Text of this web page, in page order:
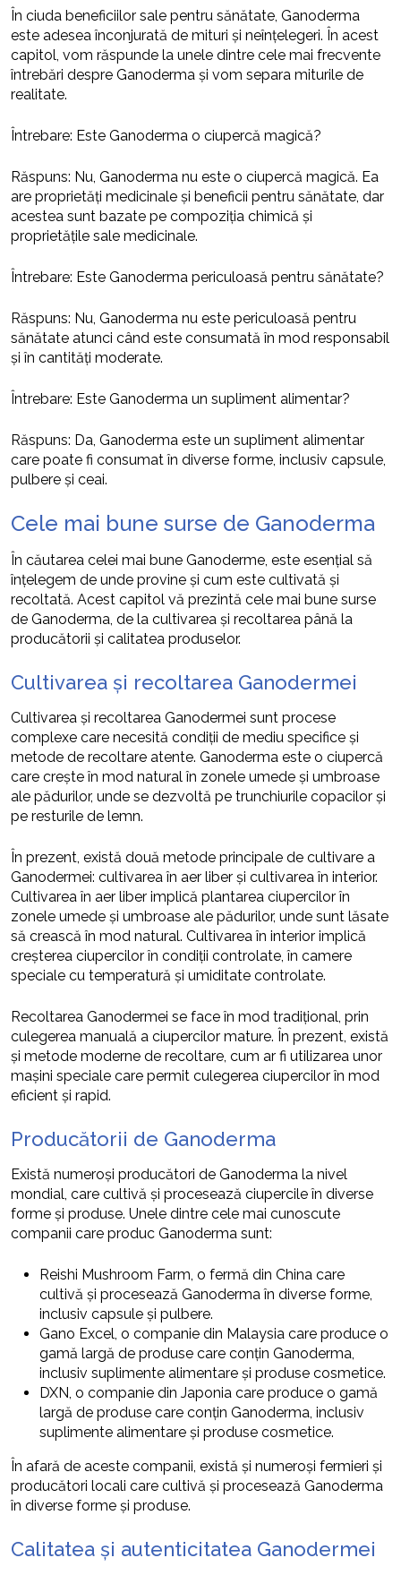
În ciuda beneficiilor sale pentru sănătate, Ganoderma
este adesea înconjurată de mituri și neînțelegeri. În acest
capitol, vom răspunde la unele dintre cele mai frecvente
întrebări despre Ganoderma și vom separa miturile de
realitate.
Întrebare: Este Ganoderma o ciupercă magică?
Răspuns: Nu, Ganoderma nu este o ciupercă magică. Ea
are proprietăți medicinale și beneficii pentru sănătate, dar
acestea sunt bazate pe compoziția chimică și
proprietățile sale medicinale.
Întrebare: Este Ganoderma periculoasă pentru sănătate?
Răspuns: Nu, Ganoderma nu este periculoasă pentru
sănătate atunci când este consumată în mod responsabil
și în cantități moderate.
Întrebare: Este Ganoderma un supliment alimentar?
Răspuns: Da, Ganoderma este un supliment alimentar
care poate fi consumat în diverse forme, inclusiv capsule,
pulbere și ceai.
Cele mai bune surse de Ganoderma
În căutarea celei mai bune Ganoderme, este esențial să
înțelegem de unde provine și cum este cultivată și
recoltată. Acest capitol vă prezintă cele mai bune surse
de Ganoderma, de la cultivarea și recoltarea până la
producătorii și calitatea produselor.
Cultivarea și recoltarea Ganodermei
Cultivarea și recoltarea Ganodermei sunt procese
complexe care necesită condiții de mediu specifice și
metode de recoltare atente. Ganoderma este o ciupercă
care crește în mod natural în zonele umede și umbroase
ale pădurilor, unde se dezvoltă pe trunchiurile copacilor și
pe resturile de lemn.
În prezent, există două metode principale de cultivare a
Ganodermei: cultivarea în aer liber și cultivarea în interior.
Cultivarea în aer liber implică plantarea ciupercilor în
zonele umede și umbroase ale pădurilor, unde sunt lăsate
să crească în mod natural. Cultivarea în interior implică
creșterea ciupercilor în condiții controlate, în camere
speciale cu temperatură și umiditate controlate.
Recoltarea Ganodermei se face în mod tradițional, prin
culegerea manuală a ciupercilor mature. În prezent, există
și metode moderne de recoltare, cum ar fi utilizarea unor
mașini speciale care permit culegerea ciupercilor în mod
eficient și rapid.
Producătorii de Ganoderma
Există numeroși producători de Ganoderma la nivel
mondial, care cultivă și procesează ciupercile în diverse
forme și produse. Unele dintre cele mai cunoscute
companii care produc Ganoderma sunt:
Reishi Mushroom Farm, o fermă din China care
cultivă și procesează Ganoderma în diverse forme,
inclusiv capsule și pulbere.
Gano Excel, o companie din Malaysia care produce o
gamă largă de produse care conțin Ganoderma,
inclusiv suplimente alimentare și produse cosmetice.
DXN, o companie din Japonia care produce o gamă
largă de produse care conțin Ganoderma, inclusiv
suplimente alimentare și produse cosmetice.
În afară de aceste companii, există și numeroși fermieri și
producători locali care cultivă și procesează Ganoderma
în diverse forme și produse.
Calitatea și autenticitatea Ganodermei